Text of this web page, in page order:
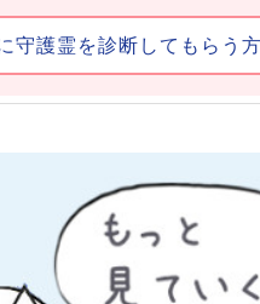
守護霊を診断してもらう